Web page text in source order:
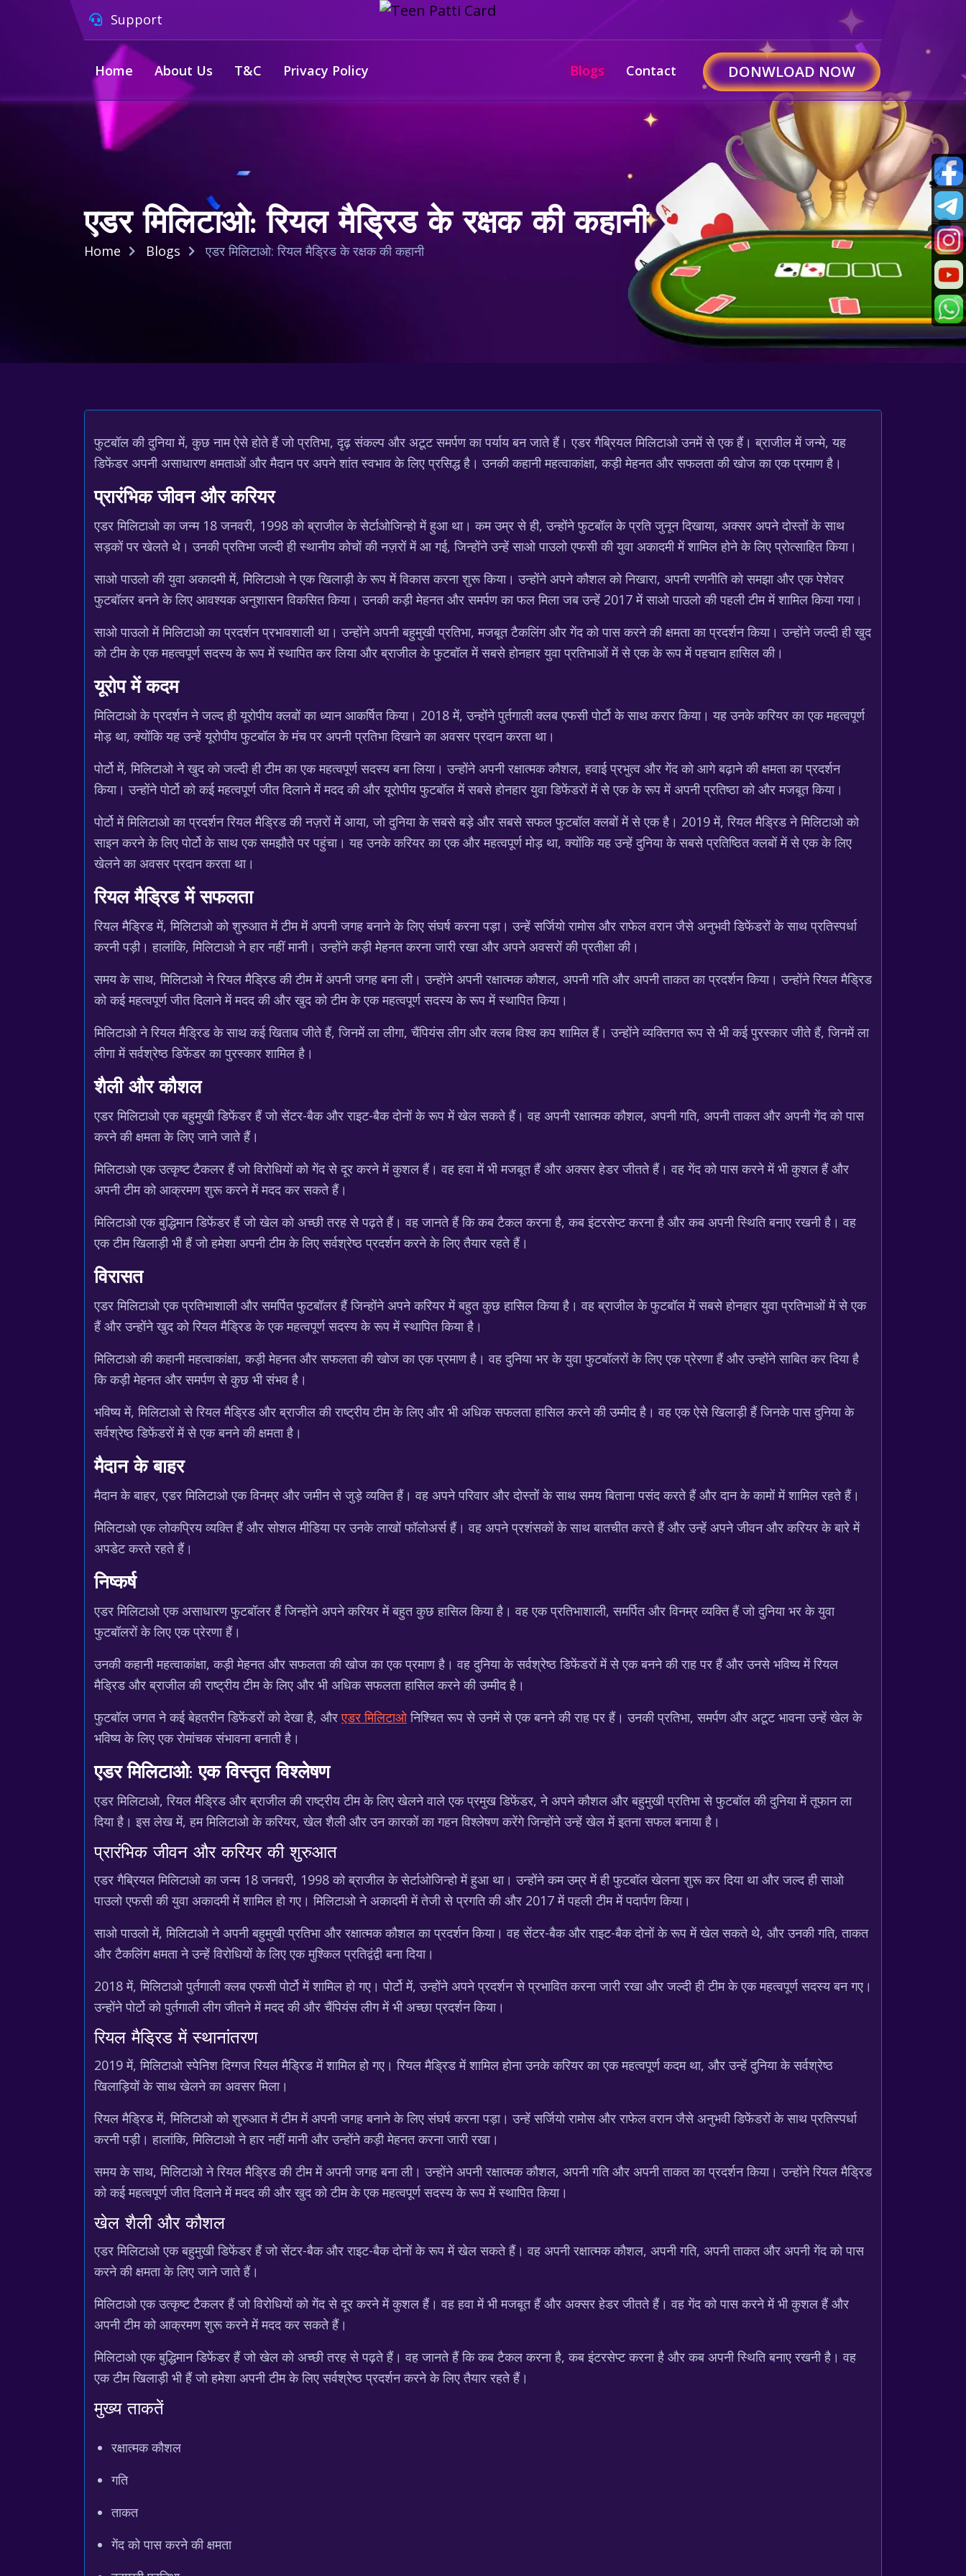
Support
Home About Us T&C Privacy Policy Blogs Contact DONWLOAD NOW
एडर मिलिटाओ: रियल मैड्रिड के रक्षक की कहानी
Home Blogs एडर मिलिटाओ: रियल मैड्रिड के रक्षक की कहानी
फुटबॉल की दुनिया में, कुछ नाम ऐसे होते हैं जो प्रतिभा, दृढ़ संकल्प और अटूट समर्पण का पर्याय बन जाते हैं। एडर गैब्रियल मिलिटाओ उनमें से एक हैं। ब्राजील में जन्मे, यह
डिफेंडर अपनी असाधारण क्षमताओं और मैदान पर अपने शांत स्वभाव के लिए प्रसिद्ध है। उनकी कहानी महत्वाकांक्षा, कड़ी मेहनत और सफलता की खोज का एक प्रमाण है।
प्रारंभिक जीवन और करियर
एडर मिलिटाओ का जन्म 18 जनवरी, 1998 को ब्राजील के सेर्टाओजिन्हो में हुआ था। कम उम्र से ही, उन्होंने फुटबॉल के प्रति जुनून दिखाया, अक्सर अपने दोस्तों के साथ
सड़कों पर खेलते थे। उनकी प्रतिभा जल्दी ही स्थानीय कोचों की नज़रों में आ गई, जिन्होंने उन्हें साओ पाउलो एफसी की युवा अकादमी में शामिल होने के लिए प्रोत्साहित किया।
साओ पाउलो की युवा अकादमी में, मिलिटाओ ने एक खिलाड़ी के रूप में विकास करना शुरू किया। उन्होंने अपने कौशल को निखारा, अपनी रणनीति को समझा और एक पेशेवर
फुटबॉलर बनने के लिए आवश्यक अनुशासन विकसित किया। उनकी कड़ी मेहनत और समर्पण का फल मिला जब उन्हें 2017 में साओ पाउलो की पहली टीम में शामिल किया गया।
साओ पाउलो में मिलिटाओ का प्रदर्शन प्रभावशाली था। उन्होंने अपनी बहुमुखी प्रतिभा, मजबूत टैकलिंग और गेंद को पास करने की क्षमता का प्रदर्शन किया। उन्होंने जल्दी ही खुद
को टीम के एक महत्वपूर्ण सदस्य के रूप में स्थापित कर लिया और ब्राजील के फुटबॉल में सबसे होनहार युवा प्रतिभाओं में से एक के रूप में पहचान हासिल की।
यूरोप में कदम
मिलिटाओ के प्रदर्शन ने जल्द ही यूरोपीय क्लबों का ध्यान आकर्षित किया। 2018 में, उन्होंने पुर्तगाली क्लब एफसी पोर्टो के साथ करार किया। यह उनके करियर का एक महत्वपूर्ण
मोड़ था, क्योंकि यह उन्हें यूरोपीय फुटबॉल के मंच पर अपनी प्रतिभा दिखाने का अवसर प्रदान करता था।
पोर्टो में, मिलिटाओ ने खुद को जल्दी ही टीम का एक महत्वपूर्ण सदस्य बना लिया। उन्होंने अपनी रक्षात्मक कौशल, हवाई प्रभुत्व और गेंद को आगे बढ़ाने की क्षमता का प्रदर्शन
किया। उन्होंने पोर्टो को कई महत्वपूर्ण जीत दिलाने में मदद की और यूरोपीय फुटबॉल में सबसे होनहार युवा डिफेंडरों में से एक के रूप में अपनी प्रतिष्ठा को और मजबूत किया।
पोर्टो में मिलिटाओ का प्रदर्शन रियल मैड्रिड की नज़रों में आया, जो दुनिया के सबसे बड़े और सबसे सफल फुटबॉल क्लबों में से एक है। 2019 में, रियल मैड्रिड ने मिलिटाओ को
साइन करने के लिए पोर्टो के साथ एक समझौते पर पहुंचा। यह उनके करियर का एक और महत्वपूर्ण मोड़ था, क्योंकि यह उन्हें दुनिया के सबसे प्रतिष्ठित क्लबों में से एक के लिए
खेलने का अवसर प्रदान करता था।
रियल मैड्रिड में सफलता
रियल मैड्रिड में, मिलिटाओ को शुरुआत में टीम में अपनी जगह बनाने के लिए संघर्ष करना पड़ा। उन्हें सर्जियो रामोस और राफेल वरान जैसे अनुभवी डिफेंडरों के साथ प्रतिस्पर्धा
करनी पड़ी। हालांकि, मिलिटाओ ने हार नहीं मानी। उन्होंने कड़ी मेहनत करना जारी रखा और अपने अवसरों की प्रतीक्षा की।
समय के साथ, मिलिटाओ ने रियल मैड्रिड की टीम में अपनी जगह बना ली। उन्होंने अपनी रक्षात्मक कौशल, अपनी गति और अपनी ताकत का प्रदर्शन किया। उन्होंने रियल मैड्रिड
को कई महत्वपूर्ण जीत दिलाने में मदद की और खुद को टीम के एक महत्वपूर्ण सदस्य के रूप में स्थापित किया।
मिलिटाओ ने रियल मैड्रिड के साथ कई खिताब जीते हैं, जिनमें ला लीगा, चैंपियंस लीग और क्लब विश्व कप शामिल हैं। उन्होंने व्यक्तिगत रूप से भी कई पुरस्कार जीते हैं, जिनमें ला
लीगा में सर्वश्रेष्ठ डिफेंडर का पुरस्कार शामिल है।
शैली और कौशल
एडर मिलिटाओ एक बहुमुखी डिफेंडर हैं जो सेंटर-बैक और राइट-बैक दोनों के रूप में खेल सकते हैं। वह अपनी रक्षात्मक कौशल, अपनी गति, अपनी ताकत और अपनी गेंद को पास
करने की क्षमता के लिए जाने जाते हैं।
मिलिटाओ एक उत्कृष्ट टैकलर हैं जो विरोधियों को गेंद से दूर करने में कुशल हैं। वह हवा में भी मजबूत हैं और अक्सर हेडर जीतते हैं। वह गेंद को पास करने में भी कुशल हैं और
अपनी टीम को आक्रमण शुरू करने में मदद कर सकते हैं।
मिलिटाओ एक बुद्धिमान डिफेंडर हैं जो खेल को अच्छी तरह से पढ़ते हैं। वह जानते हैं कि कब टैकल करना है, कब इंटरसेप्ट करना है और कब अपनी स्थिति बनाए रखनी है। वह
एक टीम खिलाड़ी भी हैं जो हमेशा अपनी टीम के लिए सर्वश्रेष्ठ प्रदर्शन करने के लिए तैयार रहते हैं।
विरासत
एडर मिलिटाओ एक प्रतिभाशाली और समर्पित फुटबॉलर हैं जिन्होंने अपने करियर में बहुत कुछ हासिल किया है। वह ब्राजील के फुटबॉल में सबसे होनहार युवा प्रतिभाओं में से एक
हैं और उन्होंने खुद को रियल मैड्रिड के एक महत्वपूर्ण सदस्य के रूप में स्थापित किया है।
मिलिटाओ की कहानी महत्वाकांक्षा, कड़ी मेहनत और सफलता की खोज का एक प्रमाण है। वह दुनिया भर के युवा फुटबॉलरों के लिए एक प्रेरणा हैं और उन्होंने साबित कर दिया है
कि कड़ी मेहनत और समर्पण से कुछ भी संभव है।
भविष्य में, मिलिटाओ से रियल मैड्रिड और ब्राजील की राष्ट्रीय टीम के लिए और भी अधिक सफलता हासिल करने की उम्मीद है। वह एक ऐसे खिलाड़ी हैं जिनके पास दुनिया के
सर्वश्रेष्ठ डिफेंडरों में से एक बनने की क्षमता है।
मैदान के बाहर
मैदान के बाहर, एडर मिलिटाओ एक विनम्र और जमीन से जुड़े व्यक्ति हैं। वह अपने परिवार और दोस्तों के साथ समय बिताना पसंद करते हैं और दान के कामों में शामिल रहते हैं।
मिलिटाओ एक लोकप्रिय व्यक्ति हैं और सोशल मीडिया पर उनके लाखों फॉलोअर्स हैं। वह अपने प्रशंसकों के साथ बातचीत करते हैं और उन्हें अपने जीवन और करियर के बारे में
अपडेट करते रहते हैं।
निष्कर्ष
एडर मिलिटाओ एक असाधारण फुटबॉलर हैं जिन्होंने अपने करियर में बहुत कुछ हासिल किया है। वह एक प्रतिभाशाली, समर्पित और विनम्र व्यक्ति हैं जो दुनिया भर के युवा
फुटबॉलरों के लिए एक प्रेरणा हैं।
उनकी कहानी महत्वाकांक्षा, कड़ी मेहनत और सफलता की खोज का एक प्रमाण है। वह दुनिया के सर्वश्रेष्ठ डिफेंडरों में से एक बनने की राह पर हैं और उनसे भविष्य में रियल
मैड्रिड और ब्राजील की राष्ट्रीय टीम के लिए और भी अधिक सफलता हासिल करने की उम्मीद है।
फुटबॉल जगत ने कई बेहतरीन डिफेंडरों को देखा है, औरएडर मिलिटाओनिश्चित रूप से उनमें से एक बनने की राह पर हैं। उनकी प्रतिभा, समर्पण और अटूट भावना उन्हें खेल के
भविष्य के लिए एक रोमांचक संभावना बनाती है।
एडर मिलिटाओ: एक विस्तृत विश्लेषण
एडर मिलिटाओ, रियल मैड्रिड और ब्राजील की राष्ट्रीय टीम के लिए खेलने वाले एक प्रमुख डिफेंडर, ने अपने कौशल और बहुमुखी प्रतिभा से फुटबॉल की दुनिया में तूफान ला
दिया है। इस लेख में, हम मिलिटाओ के करियर, खेल शैली और उन कारकों का गहन विश्लेषण करेंगे जिन्होंने उन्हें खेल में इतना सफल बनाया है।
प्रारंभिक जीवन और करियर की शुरुआत
एडर गैब्रियल मिलिटाओ का जन्म 18 जनवरी, 1998 को ब्राजील के सेर्टाओजिन्हो में हुआ था। उन्होंने कम उम्र में ही फुटबॉल खेलना शुरू कर दिया था और जल्द ही साओ
पाउलो एफसी की युवा अकादमी में शामिल हो गए। मिलिटाओ ने अकादमी में तेजी से प्रगति की और 2017 में पहली टीम में पदार्पण किया।
साओ पाउलो में, मिलिटाओ ने अपनी बहुमुखी प्रतिभा और रक्षात्मक कौशल का प्रदर्शन किया। वह सेंटर-बैक और राइट-बैक दोनों के रूप में खेल सकते थे, और उनकी गति, ताकत
और टैकलिंग क्षमता ने उन्हें विरोधियों के लिए एक मुश्किल प्रतिद्वंद्वी बना दिया।
2018 में, मिलिटाओ पुर्तगाली क्लब एफसी पोर्टो में शामिल हो गए। पोर्टो में, उन्होंने अपने प्रदर्शन से प्रभावित करना जारी रखा और जल्दी ही टीम के एक महत्वपूर्ण सदस्य बन गए।
उन्होंने पोर्टो को पुर्तगाली लीग जीतने में मदद की और चैंपियंस लीग में भी अच्छा प्रदर्शन किया।
रियल मैड्रिड में स्थानांतरण
2019 में, मिलिटाओ स्पेनिश दिग्गज रियल मैड्रिड में शामिल हो गए। रियल मैड्रिड में शामिल होना उनके करियर का एक महत्वपूर्ण कदम था, और उन्हें दुनिया के सर्वश्रेष्ठ
खिलाड़ियों के साथ खेलने का अवसर मिला।
रियल मैड्रिड में, मिलिटाओ को शुरुआत में टीम में अपनी जगह बनाने के लिए संघर्ष करना पड़ा। उन्हें सर्जियो रामोस और राफेल वरान जैसे अनुभवी डिफेंडरों के साथ प्रतिस्पर्धा
करनी पड़ी। हालांकि, मिलिटाओ ने हार नहीं मानी और उन्होंने कड़ी मेहनत करना जारी रखा।
समय के साथ, मिलिटाओ ने रियल मैड्रिड की टीम में अपनी जगह बना ली। उन्होंने अपनी रक्षात्मक कौशल, अपनी गति और अपनी ताकत का प्रदर्शन किया। उन्होंने रियल मैड्रिड
को कई महत्वपूर्ण जीत दिलाने में मदद की और खुद को टीम के एक महत्वपूर्ण सदस्य के रूप में स्थापित किया।
खेल शैली और कौशल
एडर मिलिटाओ एक बहुमुखी डिफेंडर हैं जो सेंटर-बैक और राइट-बैक दोनों के रूप में खेल सकते हैं। वह अपनी रक्षात्मक कौशल, अपनी गति, अपनी ताकत और अपनी गेंद को पास
करने की क्षमता के लिए जाने जाते हैं।
मिलिटाओ एक उत्कृष्ट टैकलर हैं जो विरोधियों को गेंद से दूर करने में कुशल हैं। वह हवा में भी मजबूत हैं और अक्सर हेडर जीतते हैं। वह गेंद को पास करने में भी कुशल हैं और
अपनी टीम को आक्रमण शुरू करने में मदद कर सकते हैं।
मिलिटाओ एक बुद्धिमान डिफेंडर हैं जो खेल को अच्छी तरह से पढ़ते हैं। वह जानते हैं कि कब टैकल करना है, कब इंटरसेप्ट करना है और कब अपनी स्थिति बनाए रखनी है। वह
एक टीम खिलाड़ी भी हैं जो हमेशा अपनी टीम के लिए सर्वश्रेष्ठ प्रदर्शन करने के लिए तैयार रहते हैं।
मुख्य ताकतें
रक्षात्मक कौशल
गति
ताकत
गेंद को पास करने की क्षमता